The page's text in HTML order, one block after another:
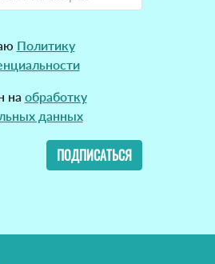
Политику
на обработку
данных
ПОДПИСАТЬСЯ